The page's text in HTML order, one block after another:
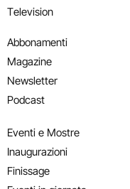
Television
Abbonamenti
Magazine
Newsletter
Podcast
Eventi e Mostre
Inaugurazioni
Finissage